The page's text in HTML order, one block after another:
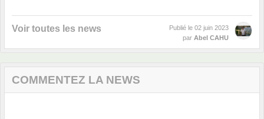
Voir toutes les news Publié le 02 juin 2023
par Abel CAHU
COMMENTEZ LA NEWS